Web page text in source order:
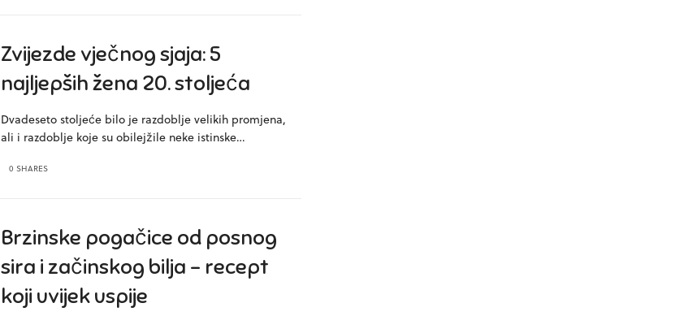
Zvijezde vječnog sjaja: 5
najljepših žena 20. stoljeća
Dvadeseto stoljeće bilo je razdoblje velikih promjena,
ali i razdoblje koje su obilejžile neke istinske…
0 SHARES
Brzinske pogačice od posnog
sira i začinskog bilja – recept
koji uvijek uspije